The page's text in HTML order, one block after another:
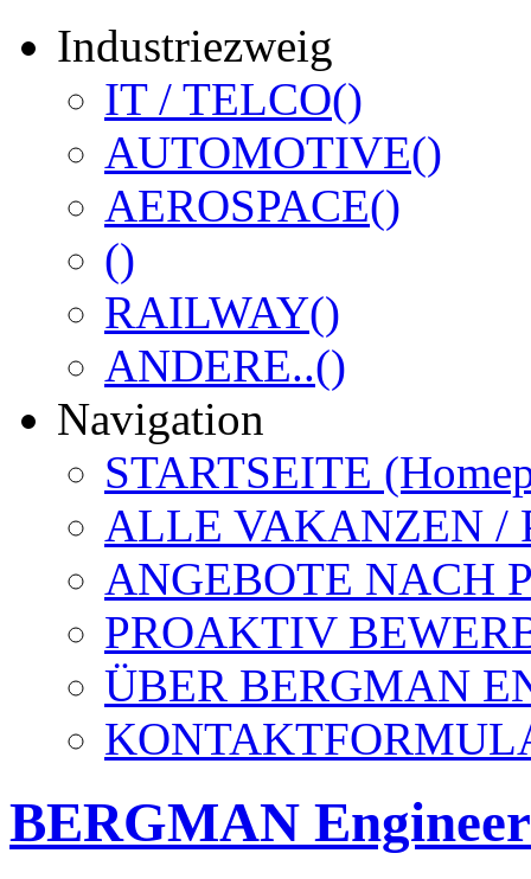
Industriezweig
IT / TELCO()
AUTOMOTIVE()
AEROSPACE()
()
RAILWAY()
ANDERE..()
Navigation
STARTSEITE
ALLE VAKANZEN /
ANGEBOTE NACH
PROAKTIV
ÜBER BERGMAN
BERGMAN